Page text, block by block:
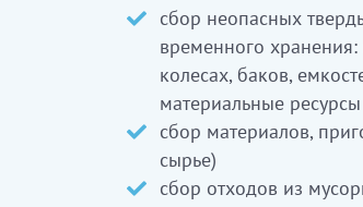
қайтадан пайдалану
жинау
қоғамдық
Бұл ішкі класқа сондай-ақ:
құрылыс
жинау
сбор неопасных
временного
колесах, баков,
материальные ресурсы
сбор материалов,
сырье)
сбор отходов из